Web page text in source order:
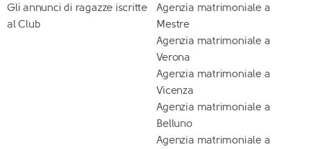
Gli annunci di ragazze iscritte
al Club
Agenzia matrimoniale a
Mestre
Agenzia matrimoniale a
Verona
Agenzia matrimoniale a
Vicenza
Agenzia matrimoniale a
Belluno
Agenzia matrimoniale a